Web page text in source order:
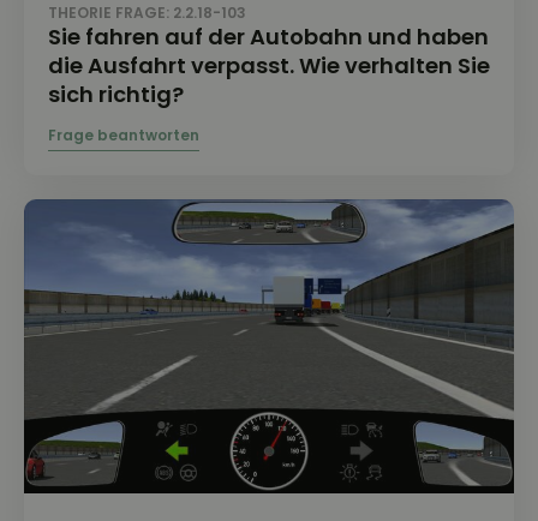
THEORIE FRAGE: 2.2.18-103
Sie fahren auf der Autobahn und haben
die Ausfahrt verpasst. Wie verhalten Sie
sich richtig?